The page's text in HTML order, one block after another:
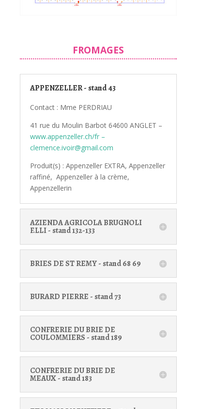
FROMAGES
APPENZELLER - stand 43
Contact : Mme PERDRIAU
41 rue du Moulin Barbot 64600 ANGLET –
www.appenzeller.ch/fr –
clemence.ivoir@gmail.com
Produit(s) : Appenzeller EXTRA, Appenzeller
raffiné, Appenzeller à la crème,
Appenzellerin
AZIENDA AGRICOLA BRUGNOLI
F.LLI - stand 132-133
BRIES DE ST REMY - stand 68 69
BURARD PIERRE - stand 73
CONFRERIE DU BRIE DE
COULOMMIERS - stand 189
CONFRERIE DU BRIE DE
MEAUX - stand 183